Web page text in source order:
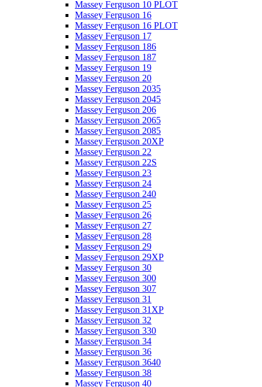
Massey Ferguson 10 PLOT
Massey Ferguson 16
Massey Ferguson 16 PLOT
Massey Ferguson 17
Massey Ferguson 186
Massey Ferguson 187
Massey Ferguson 19
Massey Ferguson 20
Massey Ferguson 2035
Massey Ferguson 2045
Massey Ferguson 206
Massey Ferguson 2065
Massey Ferguson 2085
Massey Ferguson 20XP
Massey Ferguson 22
Massey Ferguson 22S
Massey Ferguson 23
Massey Ferguson 24
Massey Ferguson 240
Massey Ferguson 25
Massey Ferguson 26
Massey Ferguson 27
Massey Ferguson 28
Massey Ferguson 29
Massey Ferguson 29XP
Massey Ferguson 30
Massey Ferguson 300
Massey Ferguson 307
Massey Ferguson 31
Massey Ferguson 31XP
Massey Ferguson 32
Massey Ferguson 330
Massey Ferguson 34
Massey Ferguson 36
Massey Ferguson 3640
Massey Ferguson 38
Massey Ferguson 40